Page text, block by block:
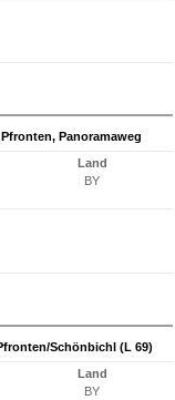
Panoramaweg
Land
BY
Schönbichl (L 69)
Land
BY